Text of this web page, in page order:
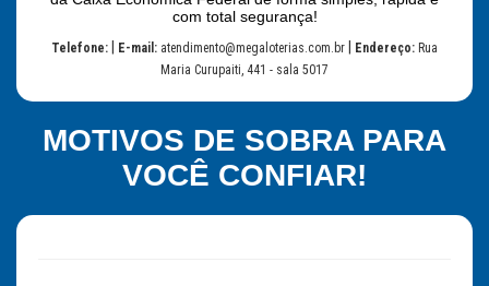
com total segurança!
Telefone: E-mail: atendimento@megaloterias.com.br Endereço: Rua
Maria Curupaiti, 441 - sala 5017
MOTIVOS DE SOBRA PARA
VOCÊ CONFIAR!